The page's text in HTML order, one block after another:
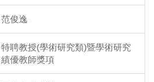
范俊逸
特聘教授(學術研究類)暨學術研究
績優教師獎項